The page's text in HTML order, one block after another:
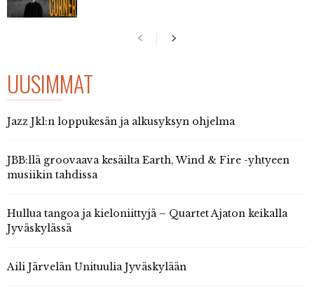
UUSIMMAT
Jazz Jkl:n loppukesän ja alkusyksyn ohjelma
JBB:llä groovaava kesäilta Earth, Wind & Fire -yhtyeen
musiikin tahdissa
Hullua tangoa ja kieloniittyjä – Quartet Ajaton keikalla
Jyväskylässä
Aili Järvelän Unituulia Jyväskylään